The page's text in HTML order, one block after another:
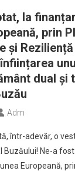
la
prin
și Reziliență
dual și
Adm
într-adevăr, o
Buzăului! Ne-a
Europeană,